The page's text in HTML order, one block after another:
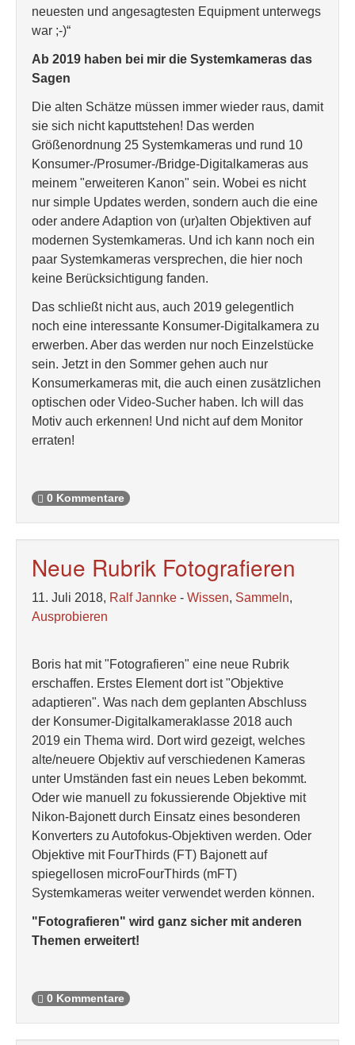
neuesten und angesagtesten Equipment unterwegs
war ;-)“
Ab 2019 haben bei mir die Systemkameras das
Sagen
Die alten Schätze müssen immer wieder raus, damit
sie sich nicht kaputtstehen! Das werden
Größenordnung 25 Systemkameras und rund 10
Konsumer-/Prosumer-/Bridge-Digitalkameras aus
meinem "erweiteren Kanon" sein. Wobei es nicht
nur simple Updates werden, sondern auch die eine
oder andere Adaption von (ur)alten Objektiven auf
modernen Systemkameras. Und ich kann noch ein
paar Systemkameras versprechen, die hier noch
keine Berücksichtigung fanden.
Das schließt nicht aus, auch 2019 gelegentlich
noch eine interessante Konsumer-Digitalkamera zu
erwerben. Aber das werden nur noch Einzelstücke
sein. Jetzt in den Sommer gehen auch nur
Konsumerkameras mit, die auch einen zusätzlichen
optischen oder Video-Sucher haben. Ich will das
Motiv auch erkennen! Und nicht auf dem Monitor
erraten!
0 Kommentare
Neue Rubrik Fotografieren
11. Juli 2018, Ralf Jannke - Wissen, Sammeln,
Ausprobieren
Boris hat mit "Fotografieren" eine neue Rubrik
erschaffen. Erstes Element dort ist "Objektive
adaptieren". Was nach dem geplanten Abschluss
der Konsumer-Digitalkameraklasse 2018 auch
2019 ein Thema wird. Dort wird gezeigt, welches
alte/neuere Objektiv auf verschiedenen Kameras
unter Umständen fast ein neues Leben bekommt.
Oder wie manuell zu fokussierende Objektive mit
Nikon-Bajonett durch Einsatz eines besonderen
Konverters zu Autofokus-Objektiven werden. Oder
Objektive mit FourThirds (FT) Bajonett auf
spiegellosen microFourThirds (mFT)
Systemkameras weiter verwendet werden können.
"Fotografieren" wird ganz sicher mit anderen
Themen erweitert!
0 Kommentare